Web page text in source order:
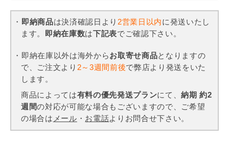
・ 即納商品は決済確認日より2営業日以内に発送いたし
ます。 即納在庫数は下記表でご確認下さい。
・即納在庫以外は海外からお取寄せ商品となりますの
で、ご注文より 2～3週間前後で弊店より発送をいた
します。
商品によっては有料の優先発送プランにて、納期 約2
週間の対応が可能な場合もございますので、ご希望
の場合は メール ・ お電話よりお問合せ下さい。